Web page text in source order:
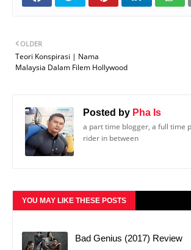
OLDER
Teori Konspirasi | Nama
Malaysia Dalam Filem Hollywood
Posted by Pha Is
a part time blogger, a full time
rider in between
YOU MAY LIKE THESE POSTS
Bad Genius (2017) Review